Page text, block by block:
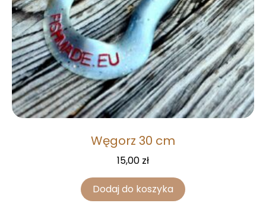
Węgorz 30 cm
15,00 zł
Dodaj do koszyka